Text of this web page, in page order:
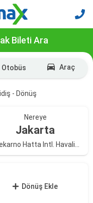
Bileti Ara
Otobüs Araç
- Dönüş
Nereye
Jakarta
Dönüş Ekle